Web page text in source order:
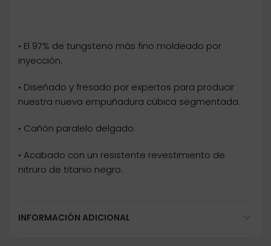
• El 97% de tungsteno más fino moldeado por
inyección.
• Diseñado y fresado por expertos para producir
nuestra nueva empuñadura cúbica segmentada.
• Cañón paralelo delgado.
• Acabado con un resistente revestimiento de
nitruro de titanio negro.
INFORMACIÓN ADICIONAL